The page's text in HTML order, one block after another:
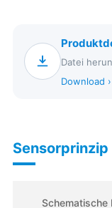
Datei
Download ›
Sensorprinzip
Schematische